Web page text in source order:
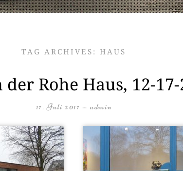
TAG ARCHIVES:HAUS
Rohe Haus, 12-
17. Juli 2017 — admin